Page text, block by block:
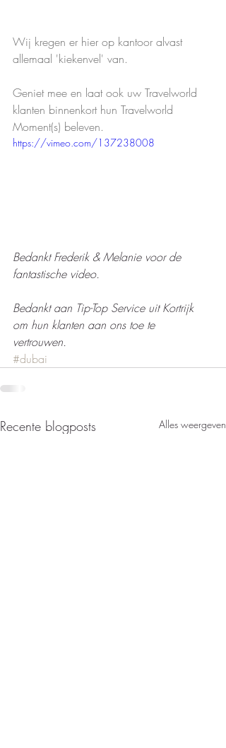
Wij kregen er hier op kantoor alvast
allemaal 'kiekenvel' van.
Geniet mee en laat ook uw Travelworld
klanten binnenkort hun Travelworld
Moment(s) beleven.
https://vimeo.com/137238008
Bedankt Frederik & Melanie voor de
fantastische video.
Bedankt aan Tip-Top Service uit Kortrijk
om hun klanten aan ons toe te
vertrouwen.
#dubai
Recente blogposts Alles weergeven